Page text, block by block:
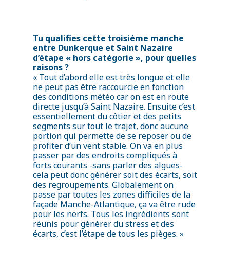
Tu qualifies cette troisième manche
entre Dunkerque et Saint Nazaire
d’étape « hors catégorie », pour quelles
raisons ?
« Tout d’abord elle est très longue et elle
ne peut pas être raccourcie en fonction
des conditions météo car on est en route
directe jusqu’à Saint Nazaire. Ensuite c’est
essentiellement du côtier et des petits
segments sur tout le trajet, donc aucune
portion qui permette de se reposer ou de
profiter d’un vent stable. On va en plus
passer par des endroits compliqués à
forts courants -sans parler des algues-
cela peut donc générer soit des écarts, soit
des regroupements. Globalement on
passe par toutes les zones difficiles de la
façade Manche-Atlantique, ça va être rude
pour les nerfs. Tous les ingrédients sont
réunis pour générer du stress et des
écarts, c’est l’étape de tous les pièges. »